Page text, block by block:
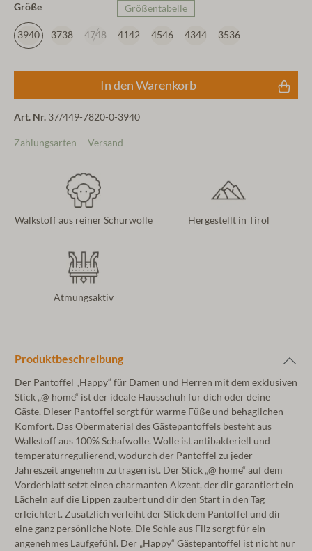
Größe Größentabelle
3940 3738 4748 4142 4546 4344 3536
In den Warenkorb
Art. Nr. 37/449-7820-0-3940
Zahlungsarten Versand
Walkstoff aus reiner Schurwolle Hergestellt in Tirol
Atmungsaktiv
Produktbeschreibung
Der Pantoffel „Happy“ für Damen und Herren mit dem exklusiven
Stick „@ home“ ist der ideale Hausschuh für dich oder deine
Gäste. Dieser Pantoffel sorgt für warme Füße und behaglichen
Komfort. Das Obermaterial des Gästepantoffels besteht aus
Walkstoff aus 100% Schafwolle. Wolle ist antibakteriell und
temperaturregulierend, wodurch der Pantoffel zu jeder
Jahreszeit angenehm zu tragen ist. Der Stick „@ home“ auf dem
Vorderblatt setzt einen charmanten Akzent, der dir garantiert ein
Lächeln auf die Lippen zaubert und dir den Start in den Tag
erleichtert. Zusätzlich verleiht der Stick dem Pantoffel und dir
eine ganz persönliche Note. Die Sohle aus Filz sorgt für ein
angenehmes Laufgefühl. Der „Happy“ Gästepantoffel ist nicht nur